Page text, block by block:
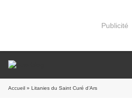
Publicité
Accueil » Litanies du Saint Curé d’Ars